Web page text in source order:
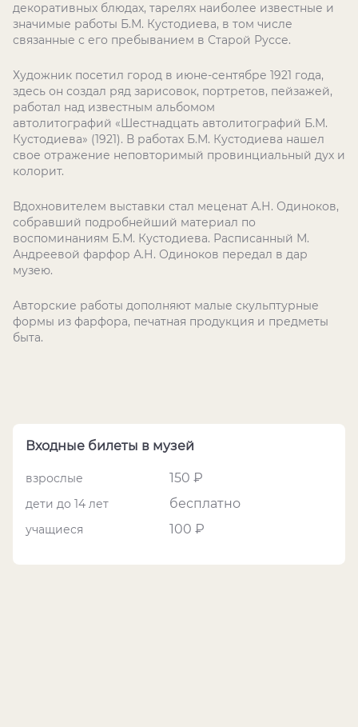
декоративных блюдах, тарелях наиболее известные и
значимые работы Б.М. Кустодиева, в том числе
связанные с его пребыванием в Старой Руссе.
Художник посетил город в июне-сентябре 1921 года,
здесь он создал ряд зарисовок, портретов, пейзажей,
работал над известным альбомом
автолитографий «Шестнадцать автолитографий Б.М.
Кустодиева» (1921). В работах Б.М. Кустодиева нашел
свое отражение неповторимый провинциальный дух и
колорит.
Вдохновителем выставки стал меценат А.Н. Одиноков,
собравший подробнейший материал по
воспоминаниям Б.М. Кустодиева. Расписанный М.
Андреевой фарфор А.Н. Одиноков передал в дар
музею.
Авторские работы дополняют малые скульптурные
формы из фарфора, печатная продукция и предметы
быта.
Входные билеты в музей
взрослые 150 ₽
дети до 14 лет бесплатно
учащиеся 100 ₽